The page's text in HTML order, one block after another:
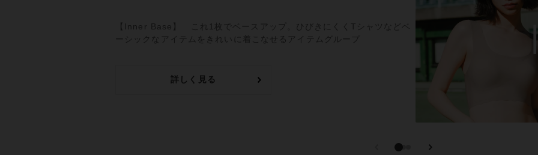
【Inner Base】 これ1枚でベースアップ。ひびきにくくTシャツなどベ
ーシックなアイテムをきれいに着こなせるアイテムグループ
詳しく見る